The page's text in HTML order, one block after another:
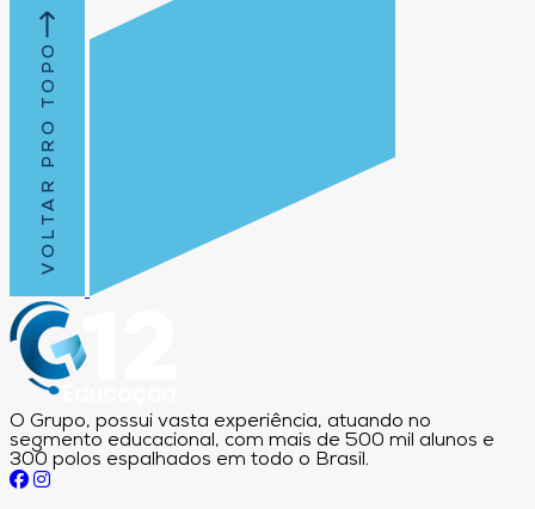
VOLTAR PRO TOPO
O Grupo, possui vasta experiência, atuando no
segmento educacional, com mais de 500 mil alunos e
300 polos espalhados em todo o Brasil.